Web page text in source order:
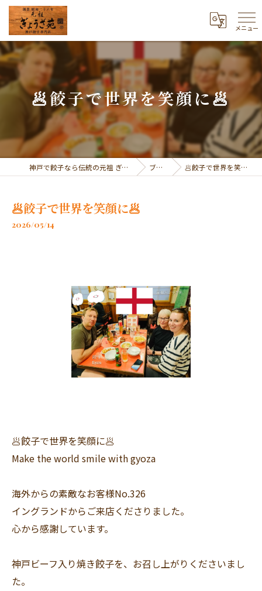
メニュー
🥟餃子で世界を笑顔に🥟
神戸で餃子なら伝統の元祖 ぎょうざ苑 ブログ 🥟餃子で世界を笑顔に🥟
🥟餃子で世界を笑顔に🥟
2026/05/14
🥟餃子で世界を笑顔に🥟
Make the world smile with gyoza
海外からの素敵なお客様No.326
イングランドからご来店くださりました。
心から感謝しています。
神戸ビーフ入り焼き餃子を、お召し上がりくださいまし
た。